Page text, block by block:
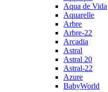
Aqua de Vida
Aquarelle
Arbre
Arbre-22
Arcadia
Astral
Astral 20
Astral-22
Azure
BabyWorld